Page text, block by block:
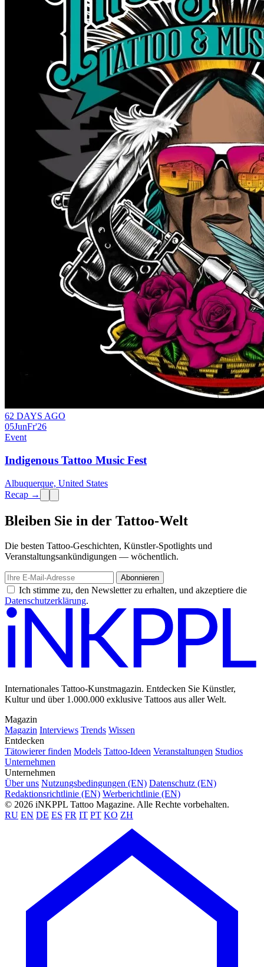
62 DAYS AGO
05JunFr'26
Event
Indigenous Tattoo Music Fest
Albuquerque, United States
Recap →
Bleiben Sie in der Tattoo-Welt
Die besten Tattoo-Geschichten, Künstler-Spotlights und
Veranstaltungsankündigungen — wöchentlich.
Abonnieren
Ich stimme zu, den Newsletter zu erhalten, und akzeptiere die
Datenschutzerklärung.
Internationales Tattoo-Kunstmagazin. Entdecken Sie Künstler,
Kultur und über 1.000.000 exklusive Tattoos aus aller Welt.
Magazin
Magazin Interviews Trends Wissen
Entdecken
Tätowierer finden Models Tattoo-Ideen Veranstaltungen Studios
Unternehmen
Unternehmen
Über uns Nutzungsbedingungen (EN) Datenschutz (EN)
Redaktionsrichtlinie (EN) Werberichtlinie (EN)
© 2026 iNKPPL Tattoo Magazine. Alle Rechte vorbehalten.
RU EN DE ES FR IT PT KO ZH